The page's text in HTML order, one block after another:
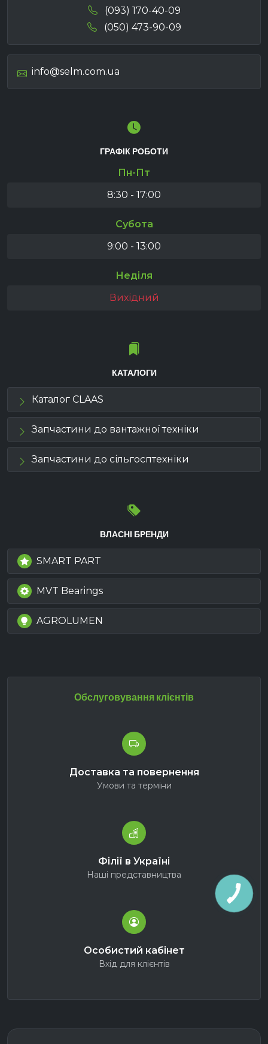
(093) 170-40-09
(050) 473-90-09
info@selm.com.ua
ГРАФІК РОБОТИ
Пн-Пт
8:30 - 17:00
Субота
9:00 - 13:00
Неділя
Вихідний
КАТАЛОГИ
Каталог CLAAS
Запчастини до вантажної техніки
Запчастини до сільгосптехніки
ВЛАСНІ БРЕНДИ
SMART PART
MVT Bearings
AGROLUMEN
Обслуговування клієнтів
Доставка та повернення
Умови та терміни
Філії в Україні
Наші представництва
Особистий кабінет
Вхід для клієнтів